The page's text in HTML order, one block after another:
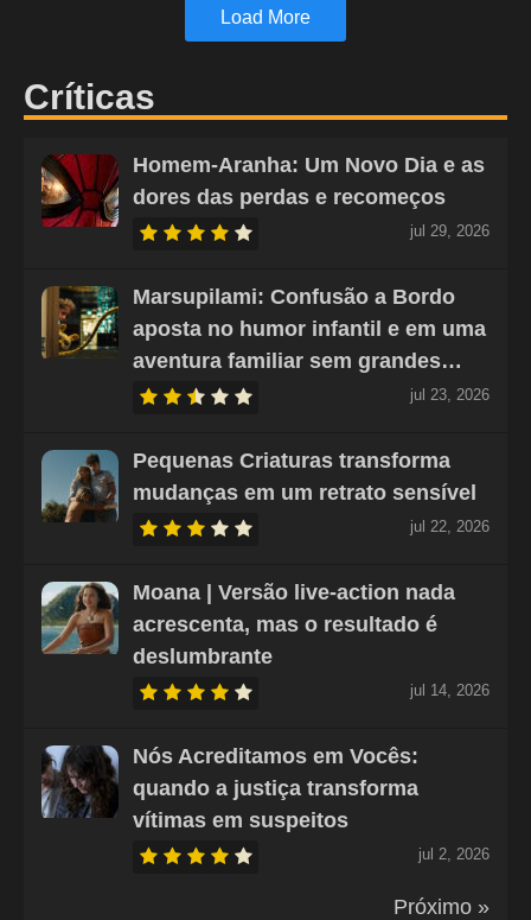
Load More
Críticas
Homem-Aranha: Um Novo Dia e as
dores das perdas e recomeços
jul 29, 2026
Marsupilami: Confusão a Bordo
aposta no humor infantil e em uma
aventura familiar sem grandes…
jul 23, 2026
Pequenas Criaturas transforma
mudanças em um retrato sensível
jul 22, 2026
Moana | Versão live-action nada
acrescenta, mas o resultado é
deslumbrante
jul 14, 2026
Nós Acreditamos em Vocês:
quando a justiça transforma
vítimas em suspeitos
jul 2, 2026
Próximo »